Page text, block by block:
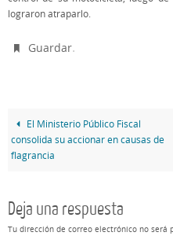
lograron atraparlo.
Guardar.
El Ministerio Público Fiscal
consolida su accionar en causas de
flagrancia
Deja una respuesta
Tu dirección de correo electrónico no será